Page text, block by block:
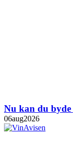
Nu kan du
06aug2026